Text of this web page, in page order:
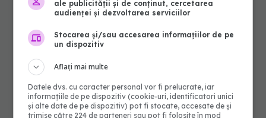
ale publicității și de conținut, cercetarea
audienței și dezvoltarea serviciilor
Stocarea și/sau accesarea informațiilor de pe
un dispozitiv
Aflați mai multe
Datele dvs. cu caracter personal vor fi prelucrate, iar
informațiile de pe dispozitiv (cookie-uri, identificatori unici
și alte date de pe dispozitiv) pot fi stocate, accesate de și
trimise către 224 de parteneri sau pot fi folosite în mod